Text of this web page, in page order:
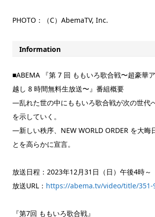
PHOTO：（C）AbemaTV, Inc.
Information
■ABEMA 『第 7 回 ももいろ歌合戦〜超豪華
越し 8 時間無料生放送〜』番組概要
―乱れた世の中にももいろ歌合戦が次の世代
を示していく。
―新しい秩序、NEW WORLD ORDER を大晦
とを高らかに宣言。
放送日程：2023年12月31日（日）午後4時～
放送URL： https://abema.tv/video/title/351-
『第7回 ももいろ歌合戦』